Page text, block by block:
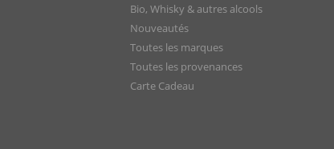
Bio, Whisky & autres alcools
Nouveautés
Toutes les marques
Toutes les provenances
Carte Cadeau